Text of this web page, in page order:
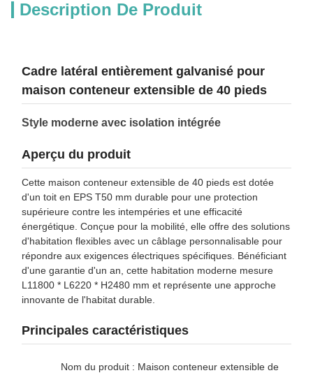
Description De Produit
Cadre latéral entièrement galvanisé pour
maison conteneur extensible de 40 pieds
Style moderne avec isolation intégrée
Aperçu du produit
Cette maison conteneur extensible de 40 pieds est dotée
d'un toit en EPS T50 mm durable pour une protection
supérieure contre les intempéries et une efficacité
énergétique. Conçue pour la mobilité, elle offre des solutions
d'habitation flexibles avec un câblage personnalisable pour
répondre aux exigences électriques spécifiques. Bénéficiant
d'une garantie d'un an, cette habitation moderne mesure
L11800 * L6220 * H2480 mm et représente une approche
innovante de l'habitat durable.
Principales caractéristiques
Nom du produit : Maison conteneur extensible de